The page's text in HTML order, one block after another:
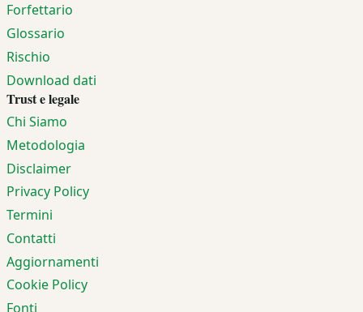
Forfettario
Glossario
Rischio
Download dati
Trust e legale
Chi Siamo
Metodologia
Disclaimer
Privacy Policy
Termini
Contatti
Aggiornamenti
Cookie Policy
Fonti